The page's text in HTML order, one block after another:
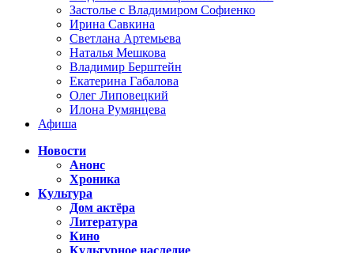
Застолье с Владимиром Софиенко
Ирина Савкина
Светлана Артемьева
Наталья Мешкова
Владимир Берштейн
Екатерина Габалова
Олег Липовецкий
Илона Румянцева
Афиша
Новости
Анонс
Хроника
Культура
Дом актёра
Литература
Кино